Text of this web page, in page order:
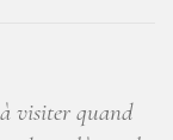
visiter quand